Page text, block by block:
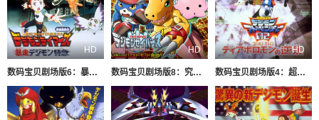
HD
数码宝贝剧场版6：暴走特急
HD
数码宝贝剧场版8：究极力量！爆裂模式发动
HD
数码宝贝剧场版4：超恶魔兽的反击